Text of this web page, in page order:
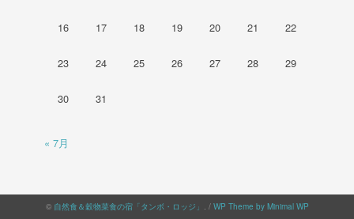
16 17 18 19 20 21 22
23 24 25 26 27 28 29
30 31
« 7月
© 自然食＆穀物菜食の宿「タンボ・ロッジ」 . / WP Theme by Minimal WP